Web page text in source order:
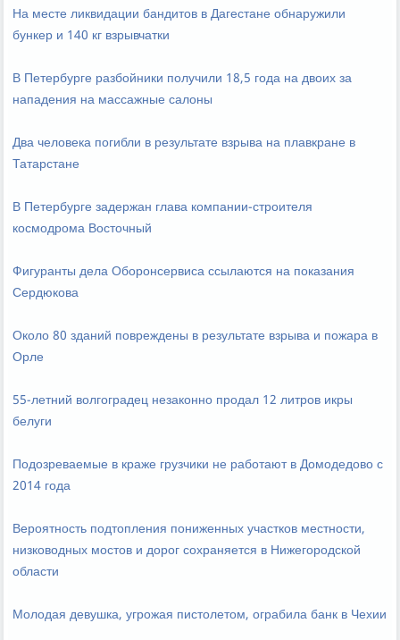
На месте ликвидации бандитов в Дагестане обнаружили
бункер и 140 кг взрывчатки
В Петербурге разбойники получили 18,5 года на двоих за
нападения на массажные салоны
Два человека погибли в результате взрыва на плавкране в
Татарстане
В Петербурге задержан глава компании-строителя
космодрома Восточный
Фигуранты дела Оборонсервиса ссылаются на показания
Сердюкова
Около 80 зданий повреждены в результате взрыва и пожара в
Орле
55-летний волгоградец незаконно продал 12 литров икры
белуги
Подозреваемые в краже грузчики не работают в Домодедово с
2014 года
Вероятность подтопления пониженных участков местности,
низководных мостов и дорог сохраняется в Нижегородской
области
Молодая девушка, угрожая пистолетом, ограбила банк в Чехии